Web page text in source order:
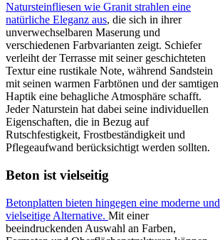
Natursteinfliesen wie Granit strahlen eine
natürliche Eleganz aus, die sich in ihrer
unverwechselbaren Maserung und
verschiedenen Farbvarianten zeigt. Schiefer
verleiht der Terrasse mit seiner geschichteten
Textur eine rustikale Note, während Sandstein
mit seinen warmen Farbtönen und der samtigen
Haptik eine behagliche Atmosphäre schafft.
Jeder Naturstein hat dabei seine individuellen
Eigenschaften, die in Bezug auf
Rutschfestigkeit, Frostbeständigkeit und
Pflegeaufwand berücksichtigt werden sollten.
Beton ist vielseitig
Betonplatten bieten hingegen eine moderne und
vielseitige Alternative. Mit einer
beeindruckenden Auswahl an Farben,